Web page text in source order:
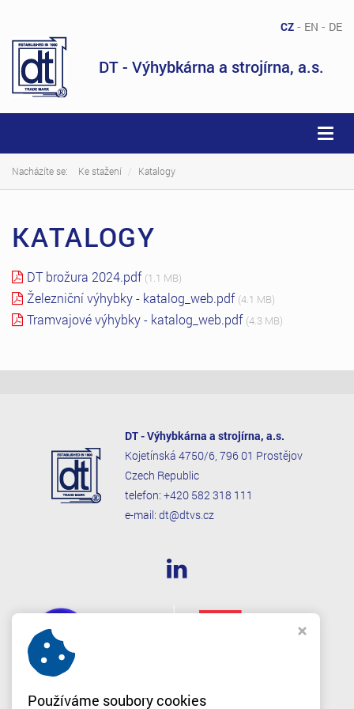
DT - Výhybkárna a strojírna, a.s.
CZ - EN - DE
Nacházíte se: Ke stažení Katalogy
KATALOGY
DT brožura 2024.pdf (1.1 MB)
Železniční výhybky - katalog_web.pdf (4.1 MB)
Tramvajové výhybky - katalog_web.pdf (4.3 MB)
DT - Výhybkárna a strojírna, a.s.
Kojetínská 4750/6, 796 01 Prostějov
Czech Republic
telefon: +420 582 318 111
e-mail: dt@dtvs.cz
Používáme soubory cookies